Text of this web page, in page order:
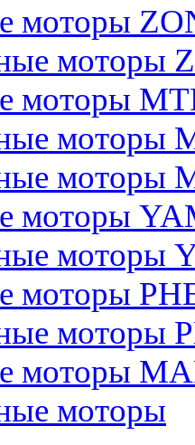
моторы
моторы
моторы
моторы
моторы
моторы
моторы
моторы
моторы
моторы
моторы